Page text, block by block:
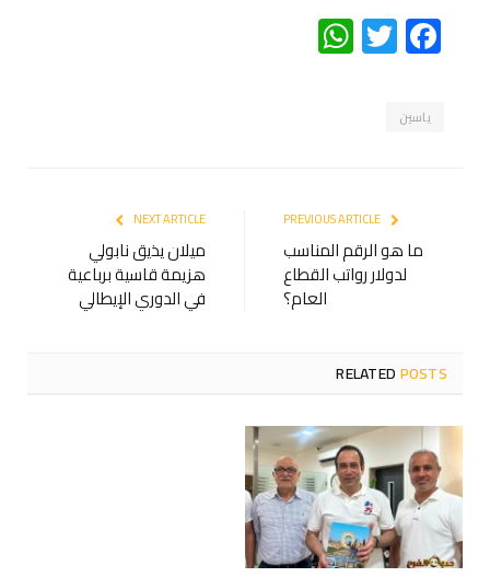
Facebook
Twitter
WhatsApp
ياسين
ما هو الرقم المناسب
لدولار رواتب القطاع
العام؟
NEXT ARTICLE
ميلان يذيق نابولي
هزيمة قاسية برباعية
في الدوري الإيطالي
RELATEDPOSTS